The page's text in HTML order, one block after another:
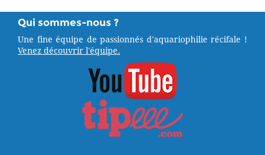
Qui sommes-nous ?
Une fine équipe de passionnés d'aquariophilie récifale !
Venez découvrir l'équipe.